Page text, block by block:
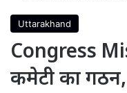
Uttarakhand
Congress
कमेटी का गठन,